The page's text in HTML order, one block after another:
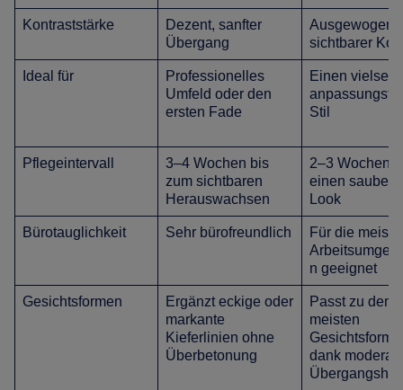
Kontraststärke
Dezent, sanfter
Übergang
Ausgewogen,
sichtbarer
Ideal für
Professionelles
Umfeld oder den
ersten Fade
Einen
Stil
Pflegeintervall
3–4 Wochen bis
zum sichtbaren
Herauswachsen
2–3 Wochen
einen
Look
Bürotauglichkeit Sehr bürofreundlich
Für die
n geeignet
Gesichtsformen
Ergänzt eckige oder
markante
Kieferlinien ohne
Überbetonung
Passt zu den
meisten
dank